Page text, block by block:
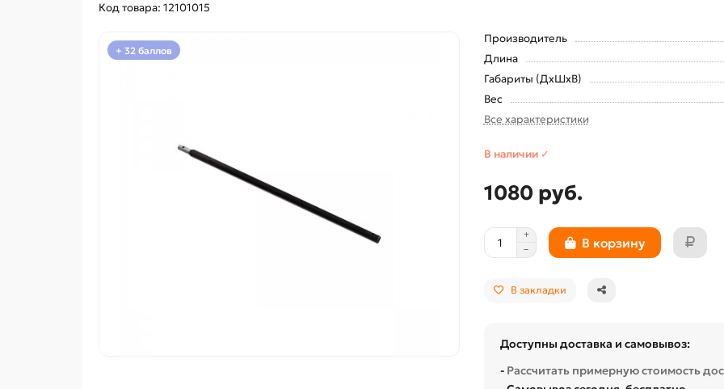
Код товара: 12101015
+ 32 баллов
Производитель
Длина
Габариты (ДхШхВ)
Вес
Все характеристики
В наличии ✓
1080 руб.
В корзину
В закладки
Доступны доставка и самовывоз:
- Рассчитать примерную стоимость